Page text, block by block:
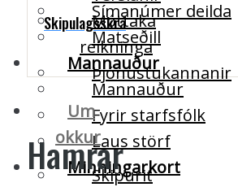
Símanúmer deilda
Matseðill
Mannauður
Mannauður
Fyrir starfsfólk
Laus störf
Minningarkort
Móttaka
reikninga
Þjónustukannanir
Um
okkur
Skipurit
Skipulagsskrá
Hamrar